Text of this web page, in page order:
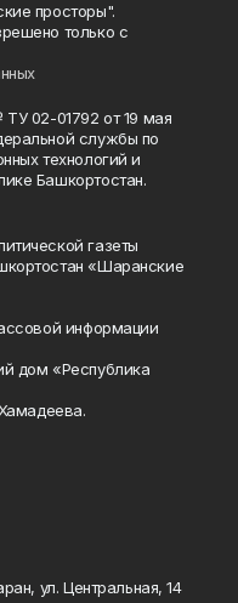
просторы".
только с
02-01792 от 19 мая
службы по
технологий и
Башкортостан.
газеты
«Шаранские
информации
дом «Республика
ул. Центральная, 14